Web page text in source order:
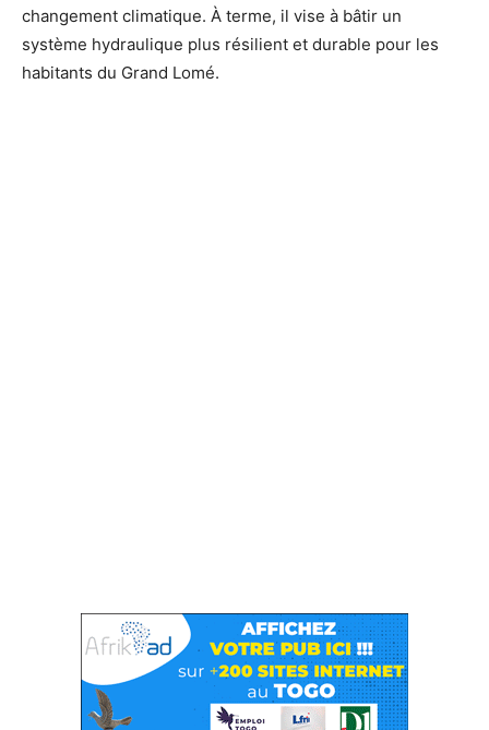
changement climatique. À terme, il vise à bâtir un
système hydraulique plus résilient et durable pour les
habitants du Grand Lomé.